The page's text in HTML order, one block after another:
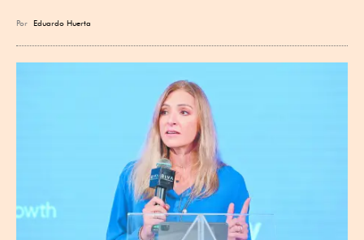
Por Eduardo Huerta